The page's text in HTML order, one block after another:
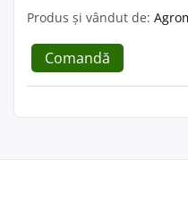
Produs și vândut de:
Comandă